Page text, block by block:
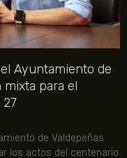
Ayuntamiento de
mixta para el
27
de Valdepeñas
los actos del centenario